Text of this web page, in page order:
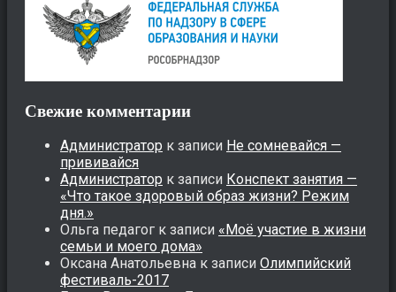
Свежие комментарии
Администратор к записи Не сомневайся —
прививайся
Администратор к записи Конспект занятия —
«Что такое здоровый образ жизни? Режим
дня.»
Ольга педагог к записи «Моё участие в жизни
семьи и моего дома»
Оксана Анатольевна к записи Олимпийский
фестиваль-2017